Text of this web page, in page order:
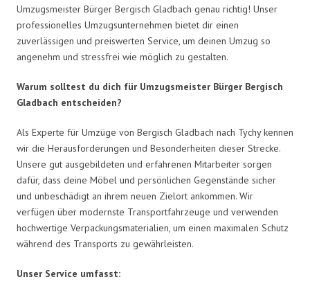
Umzugsmeister Bürger Bergisch Gladbach genau richtig! Unser
professionelles Umzugsunternehmen bietet dir einen
zuverlässigen und preiswerten Service, um deinen Umzug so
angenehm und stressfrei wie möglich zu gestalten.
Warum solltest du dich für Umzugsmeister Bürger Bergisch
Gladbach entscheiden?
Als Experte für Umzüge von Bergisch Gladbach nach Tychy kennen
wir die Herausforderungen und Besonderheiten dieser Strecke.
Unsere gut ausgebildeten und erfahrenen Mitarbeiter sorgen
dafür, dass deine Möbel und persönlichen Gegenstände sicher
und unbeschädigt an ihrem neuen Zielort ankommen. Wir
verfügen über modernste Transportfahrzeuge und verwenden
hochwertige Verpackungsmaterialien, um einen maximalen Schutz
während des Transports zu gewährleisten.
Unser Service umfasst: